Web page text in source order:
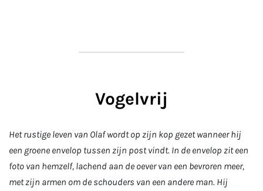
Vogelvrij
Het rustige leven van Olaf wordt op zijn kop gezet wanneer hij
een groene envelop tussen zijn post vindt. In de envelop zit een
foto van hemzelf, lachend aan de oever van een bevroren meer,
met zijn armen om de schouders van een andere man. Hij